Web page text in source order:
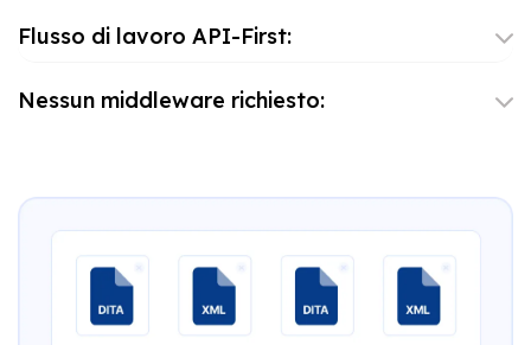
Flusso di lavoro API-First:
Nessun middleware richiesto: